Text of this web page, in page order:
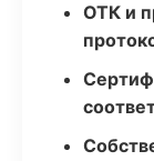
ОТК и